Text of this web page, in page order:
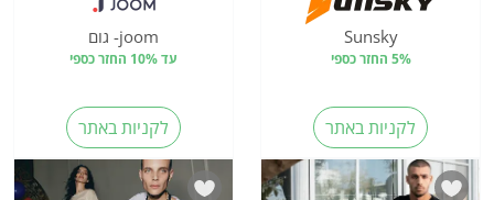
Sunsky
5% החזר כספי
לקניות באתר
joom- גום
עד 10% החזר כספי
לקניות באתר